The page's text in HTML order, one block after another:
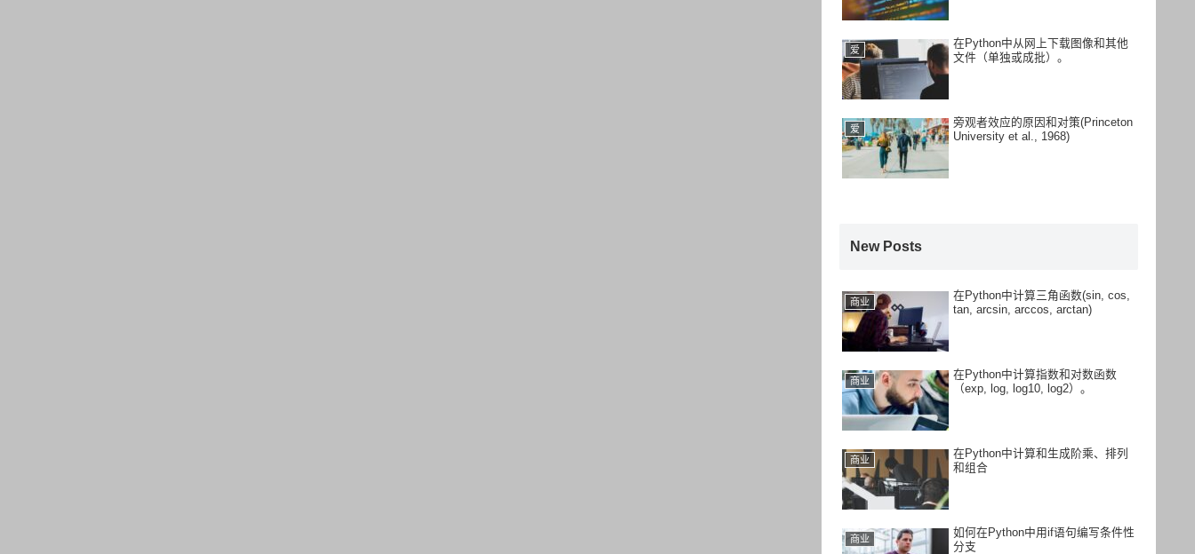
爱
在Python中从网上下载图像和其他
文件（单独或成批）。
爱
旁观者效应的原因和对策(Princeton
University et al., 1968)
New Posts
商业
在Python中计算三角函数(sin, cos,
tan, arcsin, arccos, arctan)
商业
在Python中计算指数和对数函数
（exp, log, log10, log2）。
商业
在Python中计算和生成阶乘、排列
和组合
商业
如何在Python中用if语句编写条件性
分支